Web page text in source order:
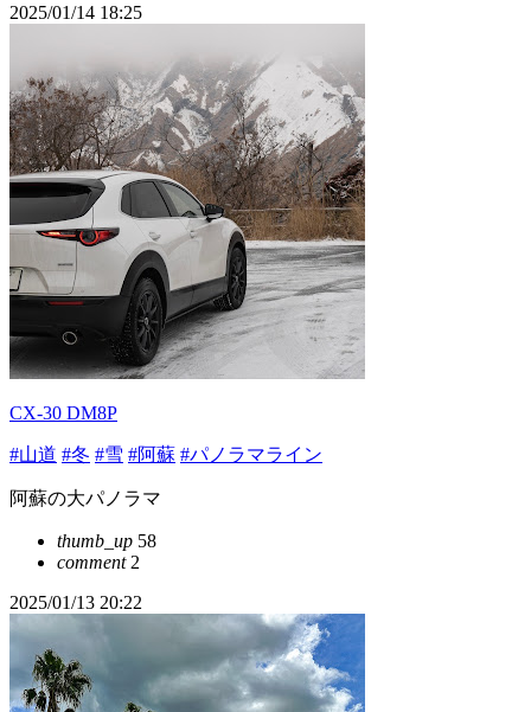
2025/01/14 18:25
CX-30 DM8P
#山道 #冬 #雪 #阿蘇 #パノラマライン
阿蘇の大パノラマ
thumb_up 58
comment2
2025/01/13 20:22